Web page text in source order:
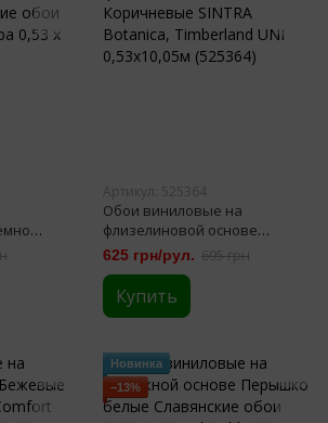
обои
х
Артикул: 525364
Обои виниловые на
флизелиновой основе
Коричневые SINTRA Botanica,
Timberland UNI 0,53х10,05м
(525364)
625 грн/рул. 695 грн
Купить
Новинка
−13%